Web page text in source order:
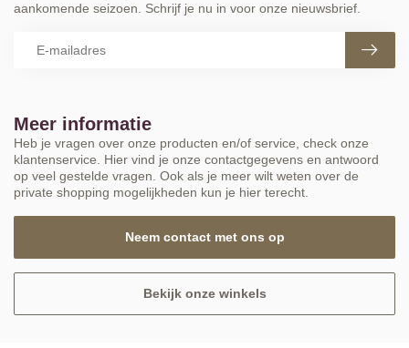
Meer informatie
Heb je vragen over onze producten en/of service, check onze
klantenservice. Hier vind je onze contactgegevens en antwoord
op veel gestelde vragen. Ook als je meer wilt weten over de
private shopping mogelijkheden kun je hier terecht.
Neem contact met ons op
Bekijk onze winkels
aankomende seizoen. Schrijf je nu in voor onze nieuwsbrief.